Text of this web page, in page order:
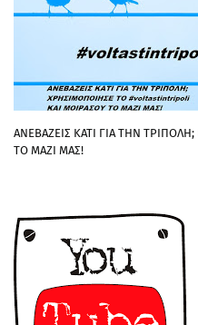
ΑΝΕΒΑΖΕΙΣ ΚΑΤΙ ΓΙΑ ΤΗΝ
ΤΟ ΜΑΖΙ ΜΑΣ!